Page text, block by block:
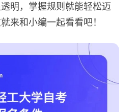
明，掌握规则就能轻松迈
来和小编一起看看吧！